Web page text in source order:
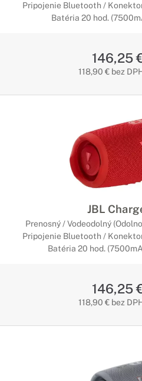
Pripojenie Bluetooth /
Batéria 20 hod.
146,25
118,90 € bez
JBL
Prenosný / Vodeodolný
Pripojenie Bluetooth /
Batéria 20 hod.
146,25
118,90 € bez